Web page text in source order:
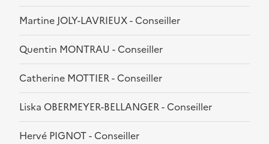
Martine JOLY-LAVRIEUX - Conseiller
Quentin MONTRAU - Conseiller
Catherine MOTTIER - Conseiller
Liska OBERMEYER-BELLANGER - Conseiller
Hervé PIGNOT - Conseiller